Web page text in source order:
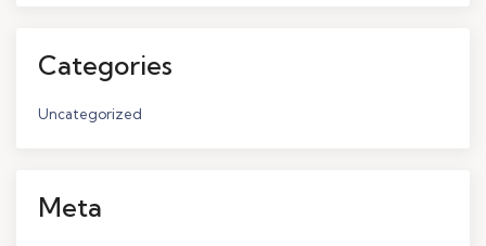
Categories
Uncategorized
Meta